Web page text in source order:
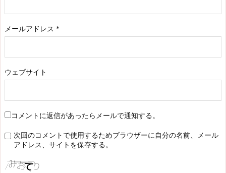
メールアドレス *
ウェブサイト
コメントに返信があったらメールで通知する。
次回のコメントで使用するためブラウザーに自分の名前、メール
アドレス、サイトを保存する。